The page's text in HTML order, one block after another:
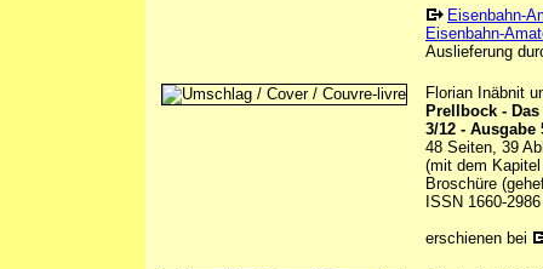
Eisenbahn-
Eisenbahn-
Auslieferung
Florian Inäbnit
Prellbock -
3/12 - Ausgabe
48 Seiten, 39
(mit dem
Broschüre
ISSN 1660-2986
erschienen bei